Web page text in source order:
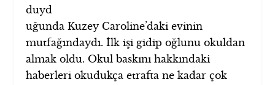
duyd
uğunda Kuzey Caroline’daki evinin
mutfağındaydı. İlk işi gidip oğlunu okuldan
almak oldu. Okul baskını hakkındaki
haberleri okudukça etrafta ne kadar çok